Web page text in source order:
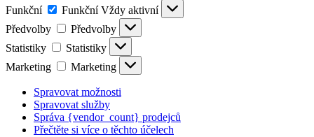
Funkční
Funkční Vždy aktivní
Předvolby
Předvolby
Statistiky
Statistiky
Marketing
Marketing
Spravovat možnosti
Spravovat služby
Správa {vendor_count} prodejců
Přečtěte si více o těchto účelech